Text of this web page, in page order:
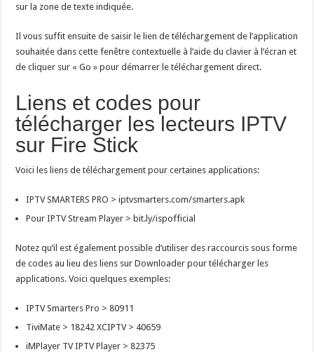
sur la zone de texte indiquée.
Il vous suffit ensuite de saisir le lien de téléchargement de l’application
souhaitée dans cette fenêtre contextuelle à l’aide du clavier à l’écran et
de cliquer sur « Go » pour démarrer le téléchargement direct.
Liens et codes pour
télécharger les lecteurs IPTV
sur Fire Stick
Voici les liens de téléchargement pour certaines applications:
IPTV SMARTERS PRO > iptvsmarters.com/smarters.apk
Pour IPTV Stream Player > bit.ly/ispofficial
Notez qu’il est également possible d’utiliser des raccourcis sous forme
de codes au lieu des liens sur Downloader pour télécharger les
applications. Voici quelques exemples:
IPTV Smarters Pro > 80911
TiviMate > 18242 XCIPTV > 40659
iMPlayer TV IPTV Player > 82375